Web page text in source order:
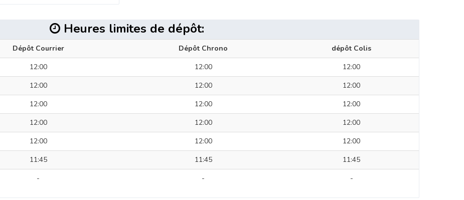
Heures limites de dépôt:
Dépôt Courrier Dépôt Chrono
dépôt Colis
12:00 12:00
12:00
12:00 12:00
12:00
12:00 12:00
12:00
12:00 12:00
12:00
12:00 12:00
12:00
11:45 11:45
11:45
- - -